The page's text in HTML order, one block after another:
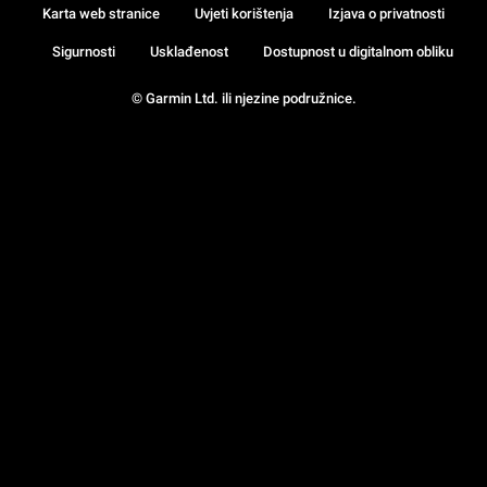
© Garmin Ltd. ili njezine podružnice.
Karta web stranice Uvjeti korištenja Izjava o privatnosti
Sigurnosti Usklađenost Dostupnost u digitalnom obliku